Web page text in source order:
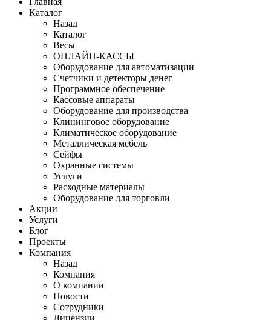
Каталог
Назад
Каталог
Весы
ОНЛАЙН-КАССЫ
Оборудование для автоматизации
Счетчики и детекторы денег
Программное обеспечение
Кассовые аппараты
Оборудование для производства
Клининговое оборудование
Климатическое оборудование
Металлическая мебель
Сейфы
Охранные системы
Услуги
Расходные материалы
Оборудование для торговли
Акции
Услуги
Блог
Проекты
Компания
Назад
Компания
О компании
Новости
Сотрудники
Лицензии